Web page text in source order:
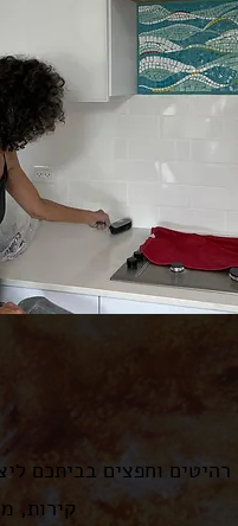
רהיטים וחפצים בביתכם
קירות,